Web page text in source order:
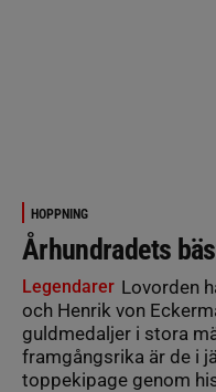
HOPPNING
Århundradets
Legendarer Lovorden
och Henrik von
guldmedaljer i stora
framgångsrika är de i
toppekipage genom